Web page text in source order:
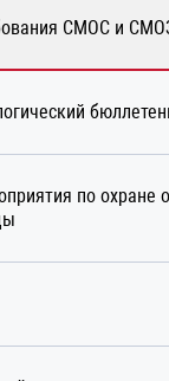
СМОС и
по охране